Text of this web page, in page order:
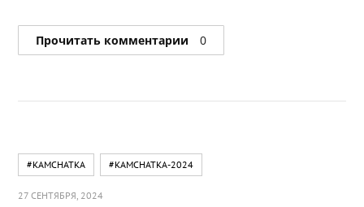
Прочитать комментарии 0
#KAMCHATKA #KAMCHATKA-2024
27 СЕНТЯБРЯ, 2024